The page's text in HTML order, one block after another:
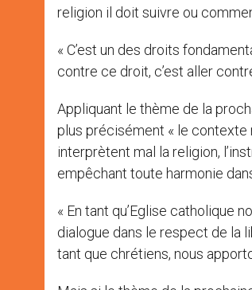
religion il doit suivre ou
« C’est un des droits
contre ce droit, c’est aller
Appliquant le thème de la
plus précisément « le contexte
interprètent mal la religion,
empêchant toute harmonie
« En tant qu’Eglise catholique
dialogue dans le respect de la
tant que chrétiens, nous